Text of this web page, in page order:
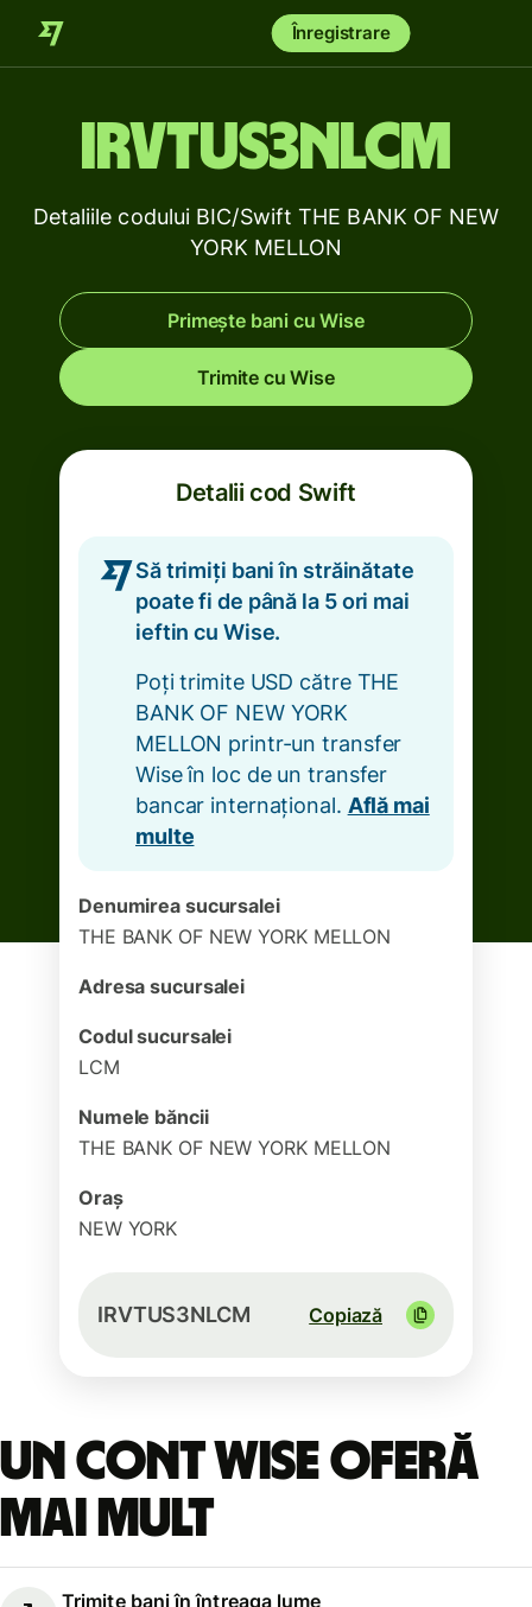
Înregistrare
IRVTUS3NLCM
Detaliile codului BIC/Swift THE BANK OF NEW
YORK MELLON
Primește bani cu Wise
Trimite cu Wise
Detalii cod Swift
Să trimiți bani în străinătate
poate fi de până la 5 ori mai
ieftin cu Wise.
Poți trimite USD către THE
BANK OF NEW YORK
MELLON printr-un transfer
Wise în loc de un transfer
bancar internațional. Află mai
multe
Denumirea sucursalei
THE BANK OF NEW YORK MELLON
Adresa sucursalei
Codul sucursalei
LCM
Numele băncii
THE BANK OF NEW YORK MELLON
Oraș
NEW YORK
IRVTUS3NLCM Copiază
Un cont Wise oferă
mai mult
Trimite bani în întreaga lume